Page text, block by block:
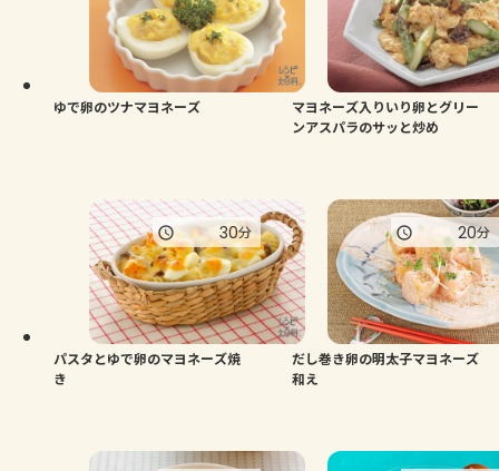
よくあるお問い合わせ
お買い物
ゆで卵のツナマヨネーズ
マヨネーズ入りいり卵とグリー
ンアスパラのサッと炒め
パスタとゆで卵のマヨネーズ焼
き
30分
だし巻き卵の明太子マヨネーズ
和え
20分